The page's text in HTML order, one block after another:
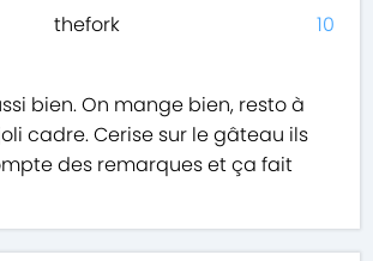
thefork
bien. On mange bien, resto à
cadre. Cerise sur le gâteau ils
des remarques et ça fait
10